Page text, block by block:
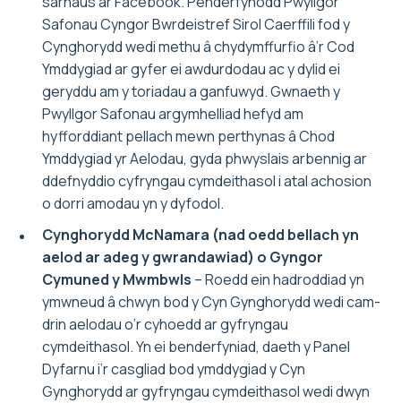
Safonau Cyngor Bwrdeistref Sirol Caerffili fod y
Cynghorydd wedi methu â chydymffurfio â’r Cod
Ymddygiad ar gyfer ei awdurdodau ac y dylid ei
geryddu am y toriadau a ganfuwyd. Gwnaeth y
Pwyllgor Safonau argymhelliad hefyd am
hyfforddiant pellach mewn perthynas â Chod
Ymddygiad yr Aelodau, gyda phwyslais arbennig ar
ddefnyddio cyfryngau cymdeithasol i atal achosion
o dorri amodau yn y dyfodol.
Cynghorydd McNamara (nad oedd bellach yn
aelod ar adeg y gwrandawiad) o Gyngor
Cymuned y Mwmbwls – Roedd ein hadroddiad yn
ymwneud â chwyn bod y Cyn Gynghorydd wedi cam-
drin aelodau o’r cyhoedd ar gyfryngau
cymdeithasol. Yn ei benderfyniad, daeth y Panel
Dyfarnu i’r casgliad bod ymddygiad y Cyn
Gynghorydd ar gyfryngau cymdeithasol wedi dwyn